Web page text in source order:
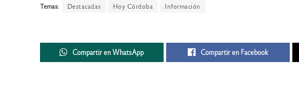
Temas: Destacadas Hoy Córdoba Información
Compartir en WhatsApp Compartir en Facebook